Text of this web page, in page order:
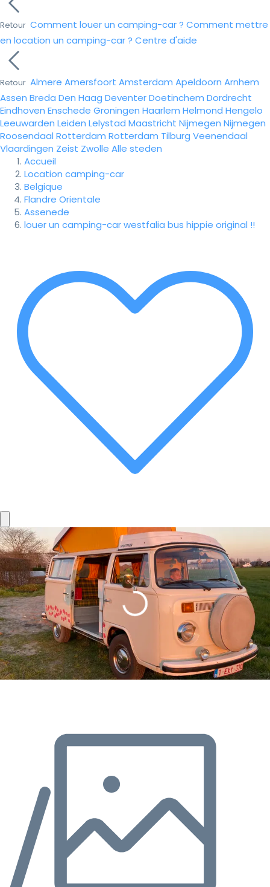
Retour Comment louer un camping-car ? Comment mettre
en location un camping-car ? Centre d'aide
Retour Almere Amersfoort Amsterdam Apeldoorn Arnhem
Assen Breda Den Haag DeventerDoetinchem Dordrecht
Eindhoven Enschede Groningen Haarlem Helmond Hengelo
Leeuwarden Leiden Lelystad Maastricht Nijmegen Nijmegen
Roosendaal Rotterdam Rotterdam Tilburg Veenendaal
Vlaardingen Zeist Zwolle Alle steden
Accueil
Location camping-car
Belgique
Flandre Orientale
Assenede
louer un camping-car westfalia bus hippie original !!